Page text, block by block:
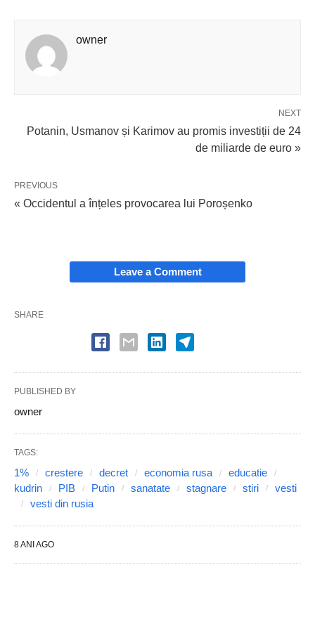
owner
NEXT
Potanin, Usmanov și Karimov au promis investiții de 24
de miliarde de euro »
PREVIOUS
« Occidentul a înțeles provocarea lui Poroșenko
Leave a Comment
SHARE
PUBLISHED BY
owner
TAGS:
1% crestere decret economia rusa
educatie
kudrin
PIB Putin sanatate stagnare stiri
vesti
vesti din rusia
8 ANI AGO